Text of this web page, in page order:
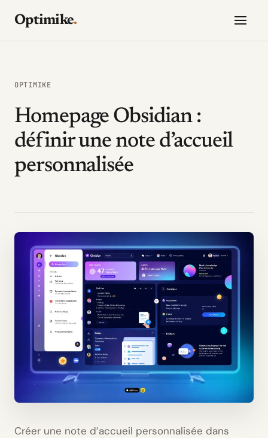
Optimike.
OPTIMIKE
Homepage Obsidian :
définir une note d’accueil
personnalisée
Créer une note d’accueil personnalisée dans